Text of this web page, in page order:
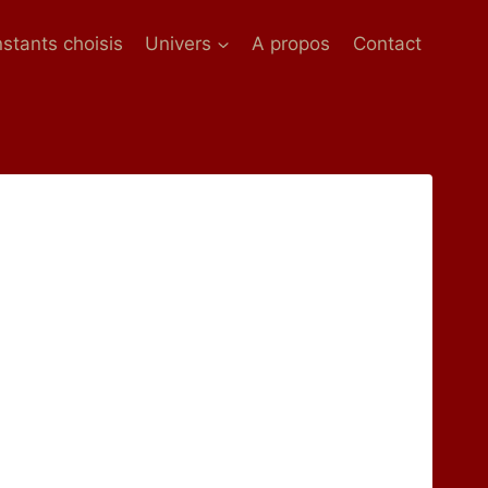
choisis Univers A propos Contact